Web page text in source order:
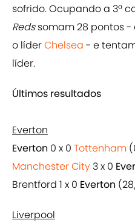
sofrido. Ocupando a 3ª
Redssomam 28 pontos -
o líderChelsea - e
líder.
Últimos resultados
Everton
Everton 0 x 0 Tottenham
Manchester City 3 x 0
Brentford 1 x 0 Everton
Liverpool